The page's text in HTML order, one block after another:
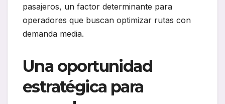
pasajeros, un factor determinante para
operadores que buscan optimizar rutas con
demanda media.
Una oportunidad
estratégica para